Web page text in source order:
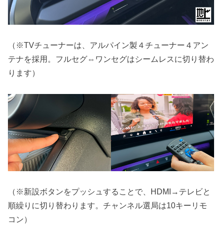
（※TVチューナーは、アルパイン製４チューナー４アン
テナを採用。フルセグ⇔ワンセグはシームレスに切り替わ
ります）
（※新設ボタンをプッシュすることで、HDMI→テレビと
順繰りに切り替わります。チャンネル選局は10キーリモ
コン）